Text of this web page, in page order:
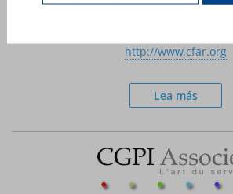
reanimación).
http://www.cfar.org
Lea más